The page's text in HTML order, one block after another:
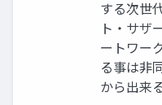
する次世
ト・サザ
ートワー
る事は非
から出来